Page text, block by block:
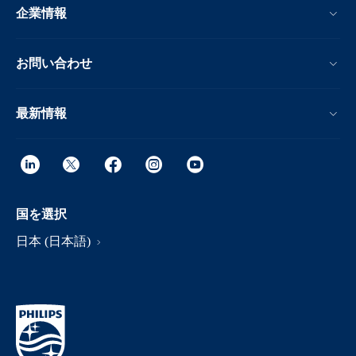
企業情報
お問い合わせ
最新情報
国を選択
日本 (日本語)